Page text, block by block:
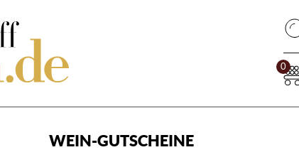
0
WEIN-GUTSCHEINE